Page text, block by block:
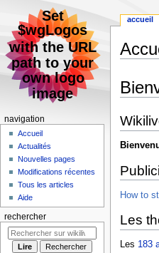
àà
recherche
How to
Les
Les 183
accueil
navigation
Accueil
Actualités
Nouvelles pages
Modifications récentes
Tous les articles
Aide
rechercher